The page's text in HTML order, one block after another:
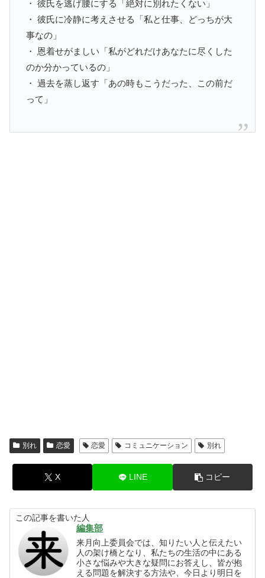
・ 彼氏を逃げ腰にする「絶対に別れたくない」
・ 彼氏に冷静に考えさせる「私と仕事、どっちが大
事なの」
・ 恩着せがましい「私がどれだけあなたに尽くした
のか分かっているの」
・ 過去を蒸し返す「あの時もこうだった、この前だ
って」
別れ 恋愛 恋愛 コミュニケーション 別れ
X LINE コピー
この記事を書いた人
編集部
来月向上委員会では、知りたい人と伝えたい
人の架け橋となり、私たちの生活の中にある
小さな悩みや大きな疑問にお答えし、皆が抱
える問題を解決する方法や、今日より明日を